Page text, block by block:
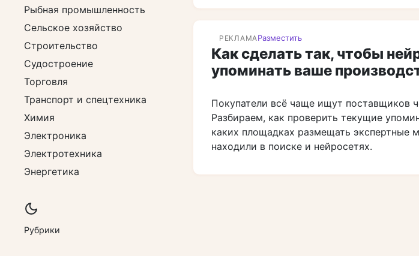
РЕКЛАМАРазместить
Как сделать так, чтобы
упоминать ваше
Покупатели всё чаще ищут поставщиков
Разбираем, как проверить текущие
каких площадках размещать экспертные
находили в поиске и нейросетях.
Рыбная промышленность
Сельское хозяйство
Строительство
Судостроение
Торговля
Транспорт и спецтехника
Химия
Электроника
Электротехника
Энергетика
Рубрики